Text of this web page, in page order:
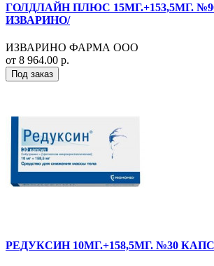
ГОЛДЛАЙН ПЛЮС 15МГ.+153,5МГ.
ИЗВАРИНО/
ИЗВАРИНО ФАРМА ООО
от 8 964.00 р.
Под заказ
РЕДУКСИН 10МГ.+158,5МГ. №30